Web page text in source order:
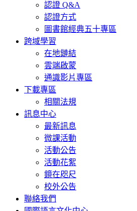
認證 Q&A
認證方式
圖書館經典五十專區
跨域學習
在地鏈結
雲端啟蒙
通識影片專區
下載專區
相關法規
訊息中心
最新訊息
微課活動
活動公告
活動花絮
鏡在咫尺
校外公告
聯絡我們